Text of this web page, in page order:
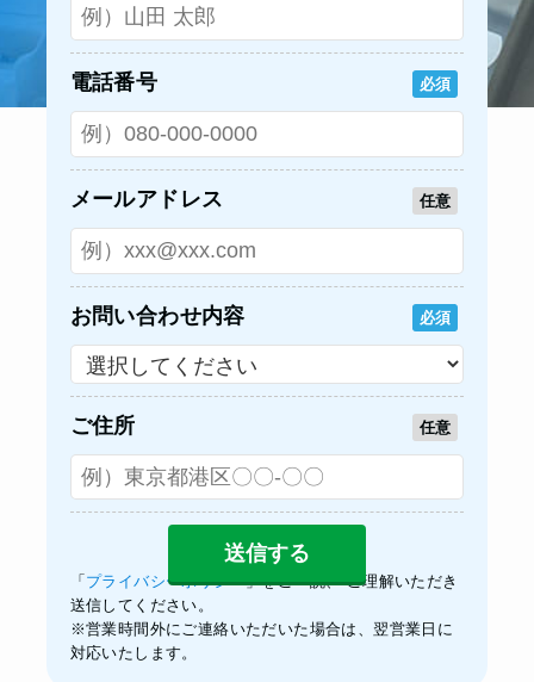
電話番号 必須
メールアドレス 任意
お問い合わせ内容 必須
ご住所 任意
「 プライバシーポリシー」をご一読、 ご理解いただき
送信してください。
※営業時間外にご連絡いただいた場合は、翌営業日に
対応いたします。